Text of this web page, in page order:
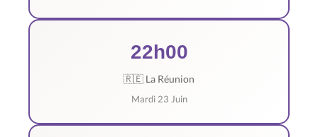
22h00
🇷🇪 La Réunion
Mardi 23 Juin